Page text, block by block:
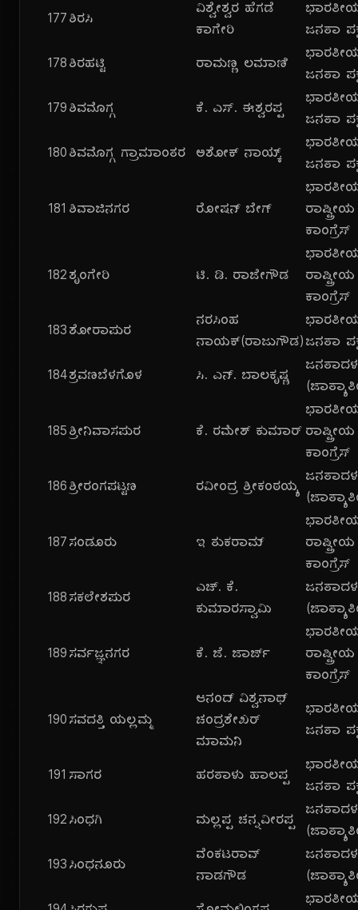
177ಶಿರಸಿ
ವಿಶ್ವೇಶ್ವರ ಹೆಗಡೆ
ಕಾಗೇರಿ
ಜನತಾ
178ಶಿರಹಟ್ಟಿ ರಾಮಣ್ಣ ಲಮಾಣಿ
ಜನತಾ
179ಶಿವಮೊಗ್ಗ ಕೆ. ಎಸ್. ಈಶ್ವರಪ್ಪ
ಜನತಾ
180ಶಿವಮೊಗ್ಗ ಗ್ರಾಮಾಂತರ ಅಶೋಕ್ ನಾಯ್ಕ್
ಜನತಾ
181 ಶಿವಾಜಿನಗರ ರೋಷನ್ ಬೇಗ್
ರಾಷ್ಟ್ರೀಯ
ಕಾಂಗ್ರೆಸ್
182ಶೃಂಗೇರಿ ಟಿ. ಡಿ. ರಾಜೇಗೌಡ
ರಾಷ್ಟ್ರೀಯ
ಕಾಂಗ್ರೆಸ್
183ಶೋರಾಪುರ
ನರಸಿಂಹ
ನಾಯಕ್(ರಾಜುಗೌಡ)ಜನತಾ
184ಶ್ರವಣಬೆಳಗೊಳ ಸಿ. ಎನ್. ಬಾಲಕೃಷ್ಣ
ಜನತಾದಳ
185ಶ್ರೀನಿವಾಸಪುರ ಕೆ. ರಮೇಶ್ ಕುಮಾರ್ ರಾಷ್ಟ್ರೀಯ
ಕಾಂಗ್ರೆಸ್
186ಶ್ರೀರಂಗಪಟ್ಟಣ ರವೀಂದ್ರ ಶ್ರೀಕಂಠಯ್ಯ
ಜನತಾದಳ
187ಸಂಡೂರು ಇ ತುಕರಾಮ್
ರಾಷ್ಟ್ರೀಯ
ಕಾಂಗ್ರೆಸ್
188ಸಕಲೇಶಪುರ
ಎಚ್. ಕೆ.
ಕುಮಾರಸ್ವಾಮಿ
ಜನತಾದಳ
189ಸರ್ವಜ್ಞನಗರ ಕೆ. ಜೆ. ಜಾರ್ಜ್
ರಾಷ್ಟ್ರೀಯ
ಕಾಂಗ್ರೆಸ್
190ಸವದತ್ತಿ ಯಲ್ಲಮ್ಮ
ಆನಂದ್ ವಿಶ್ವನಾಥ್
ಚಂದ್ರಶೇಖರ್
ಮಾಮನಿ
ಜನತಾ
191 ಸಾಗರ ಹರತಾಳು ಹಾಲಪ್ಪ
ಜನತಾ
192ಸಿಂಧಗಿ ಮಲ್ಲಪ್ಪ ಚನ್ನವೀರಪ್ಪ
ಜನತಾದಳ
193ಸಿಂಧನೂರು
ವೆಂಕಟರಾವ್
ನಾಡಗೌಡ
ಜನತಾದಳ